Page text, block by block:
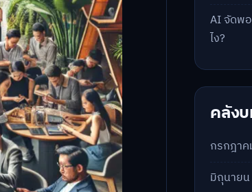
AI จัดพ
ไง?
คลัง
กรกฎา
มิถุนาย